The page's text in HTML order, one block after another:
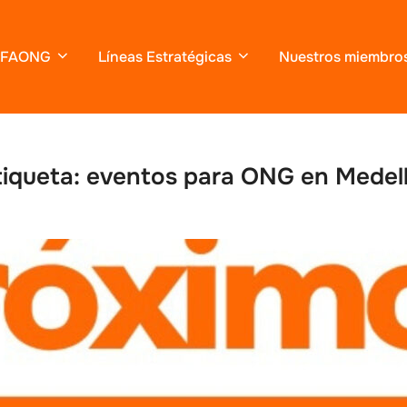
FAONG Líneas Estratégicas Nuestros
eventos para ONG en